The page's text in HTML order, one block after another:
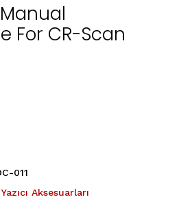
For CR-Scan
011
Aksesuarları